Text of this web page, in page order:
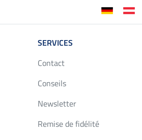
SERVICES
Contact
Conseils
Newsletter
Remise de fidélité